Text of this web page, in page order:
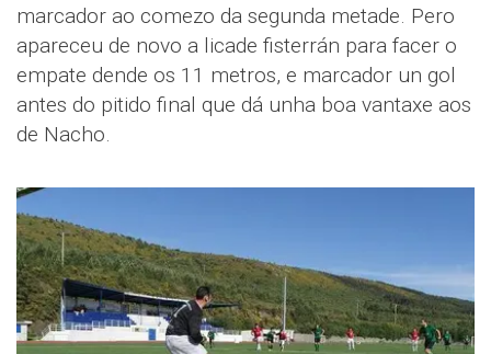
marcador ao comezo da segunda metade. Pero
apareceu de novo a licade fisterrán para facer o
empate dende os 11 metros, e marcador un gol
antes do pitido final que dá unha boa vantaxe aos
de Nacho.